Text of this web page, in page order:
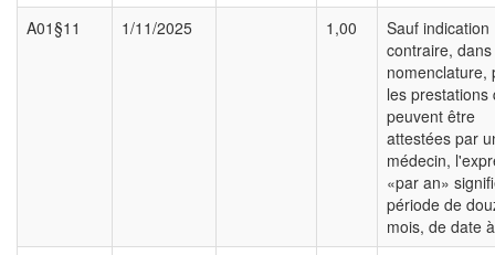
A01§11
1/11/2025 1,00
Sauf indication
contraire,
nomenclature,
les prestations
peuvent être
attestées par
médecin,
«par an»
période de
mois, de date